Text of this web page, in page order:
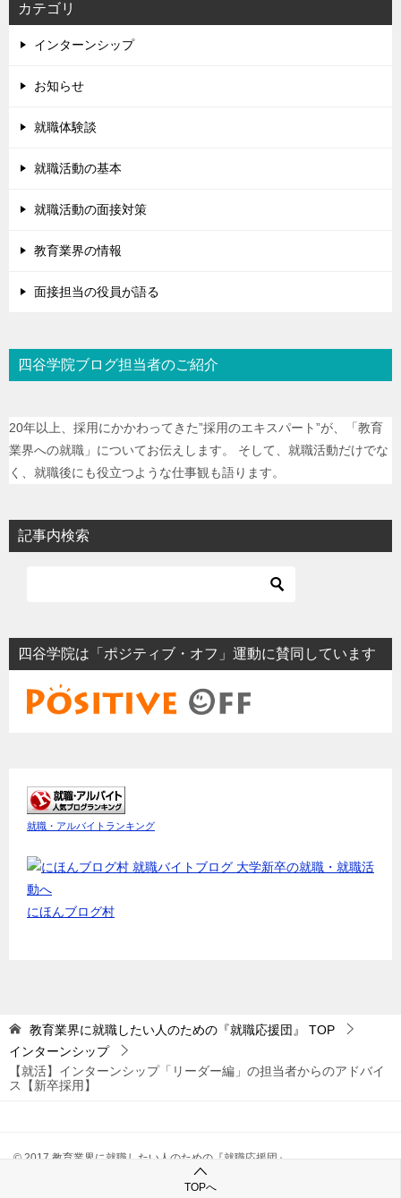
カテゴリ
インターンシップ
お知らせ
就職体験談
就職活動の基本
就職活動の面接対策
教育業界の情報
面接担当の役員が語る
四谷学院ブログ担当者のご紹介
20年以上、採用にかかわってきた”採用のエキスパート”が、「教育
業界への就職」についてお伝えします。 そして、就職活動だけでな
く、就職後にも役立つような仕事観も語ります。
記事内検索
四谷学院は「ポジティブ・オフ」運動に賛同しています
就職・アルバイトランキング
にほんブログ村
教育業界に就職したい人のための『就職応援団』
TOP
インターンシップ
【就活】インターンシップ「リーダー編」の担当者からのアドバイ
ス【新卒採用】
© 2017 教育業界に就職したい人のための『就職応援団』
TOPへ